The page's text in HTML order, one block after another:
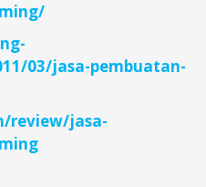
03/jasa-pembuatan-
review/jasa-